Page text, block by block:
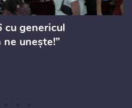
cu genericul
unește!”